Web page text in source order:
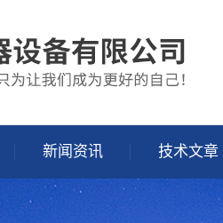
新闻资讯 技术文章